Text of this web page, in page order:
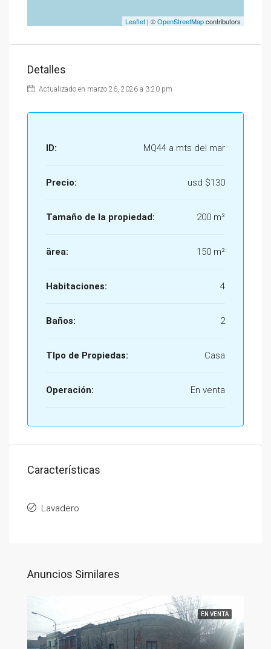
Leaflet | ©OpenStreetMapcontributors
Detalles
Actualizado en marzo 26, 2026 a 3:20 pm
ID: MQ44 a mts del mar
Precio: usd $130
Tamaño de la propiedad: 200 m²
ärea: 150 m²
Habitaciones: 4
Baños: 2
TIpo de Propiedas: Casa
Operación: En venta
Características
Lavadero
Anuncios Similares
EN VENTA